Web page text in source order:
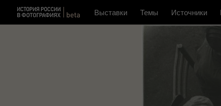
Выставки Темы Источники